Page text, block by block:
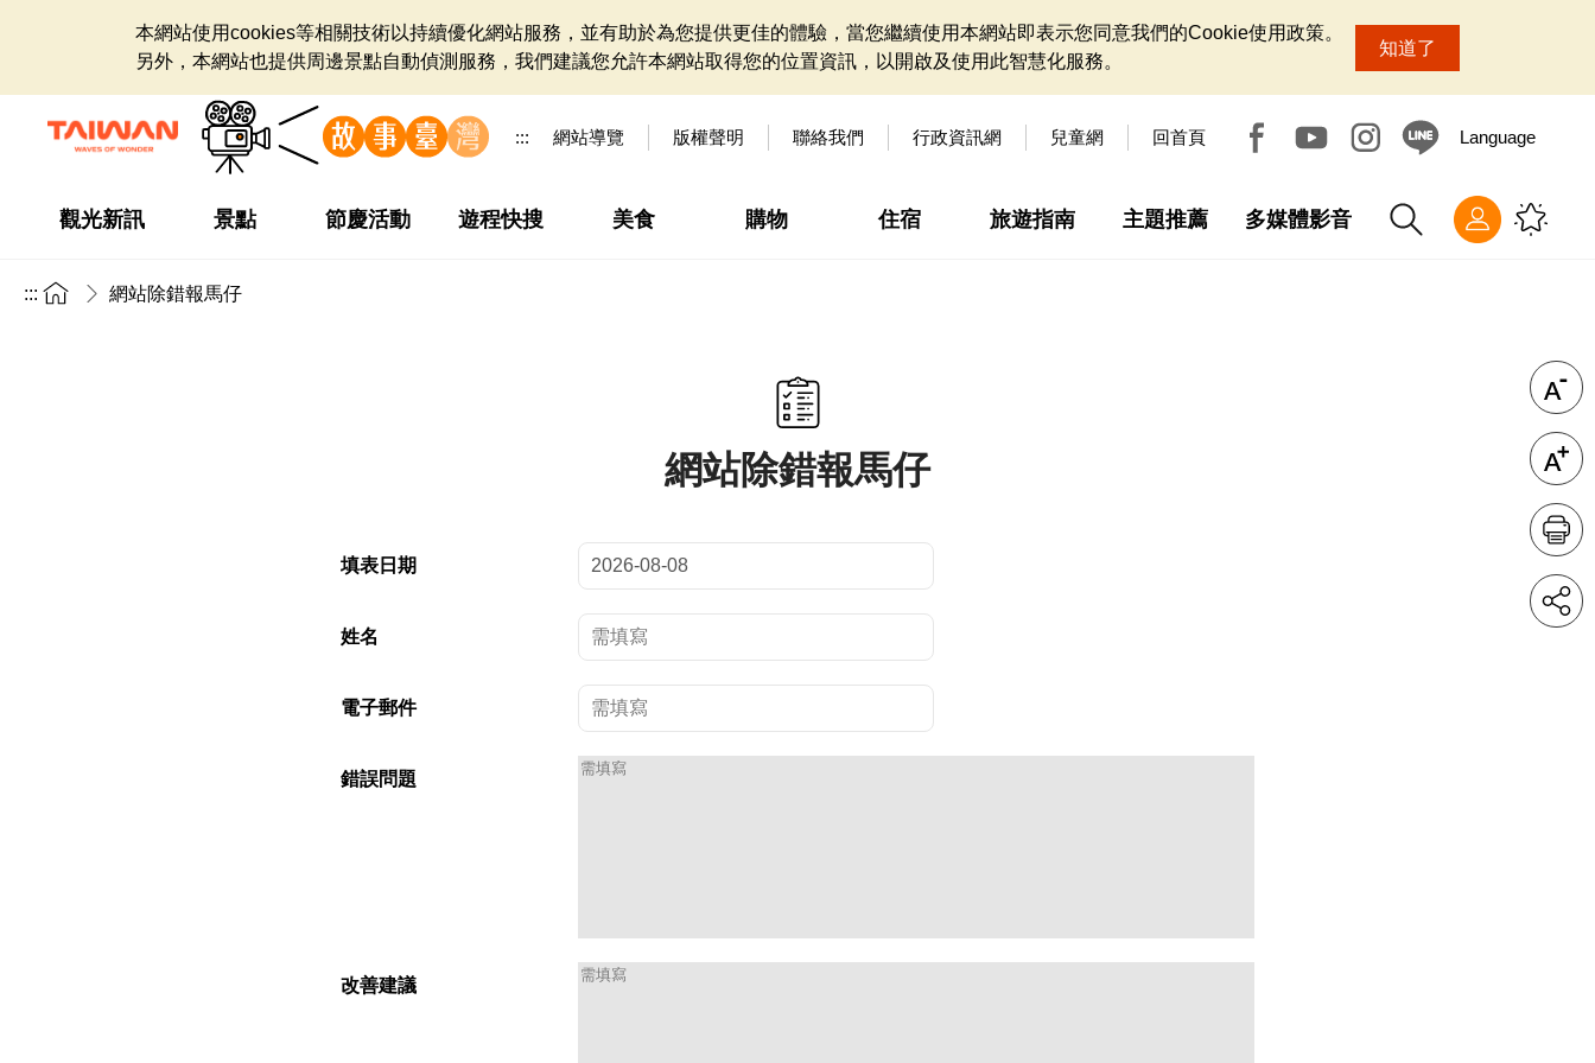
本網站使用cookies等相關技術以持續優化網站服務，並有助於為您提供更佳的體驗，當您繼續使用本網站即表示您同意我們的Cookie使用政策。
另外，本網站也提供周邊景點自動偵測服務，我們建議您允許本網站取得您的位置資訊，以開啟及使用此智慧化服務。
知道了
::: 網站導覽 版權聲明 聯絡我們 行政資訊網 兒童網 回首頁 Language
觀光新訊 景點 節慶活動 遊程快搜 美食 購物 住宿 旅遊指南 主題推薦 多媒體影音
::: 網站除錯報馬仔
網站除錯報馬仔
填表日期
姓名
電子郵件
錯誤問題
改善建議